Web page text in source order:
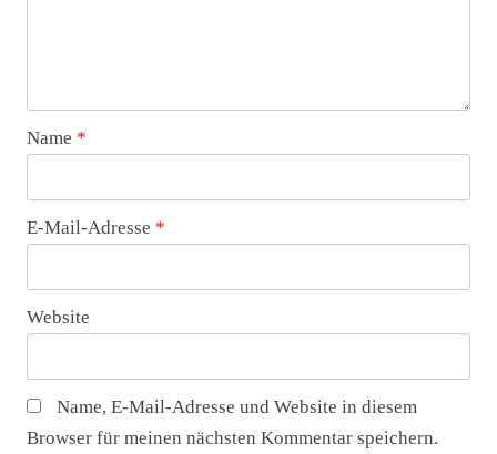
Name *
E-Mail-Adresse *
Website
Name, E-Mail-Adresse und Website in diesem
Browser für meinen nächsten Kommentar speichern.